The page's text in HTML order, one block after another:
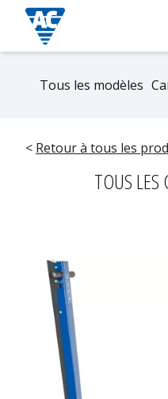
Tous les modèles
< Retour à tous les
TOUS LES